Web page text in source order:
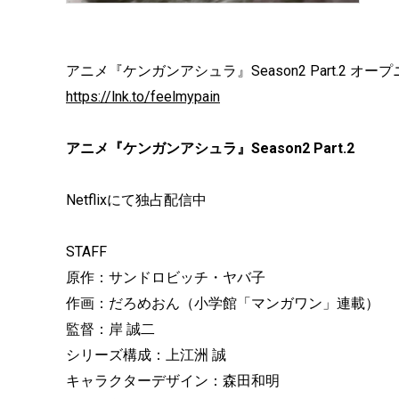
アニメ『ケンガンアシュラ』Season2 Part.2 オープ
https://lnk.to/feelmypain
アニメ『ケンガンアシュラ』Season2 Part.2
Netflixにて独占配信中
STAFF
原作：サンドロビッチ・ヤバ子
作画：だろめおん（小学館「マンガワン」連載）
監督：岸 誠二
シリーズ構成：上江洲 誠
キャラクターデザイン：森田和明